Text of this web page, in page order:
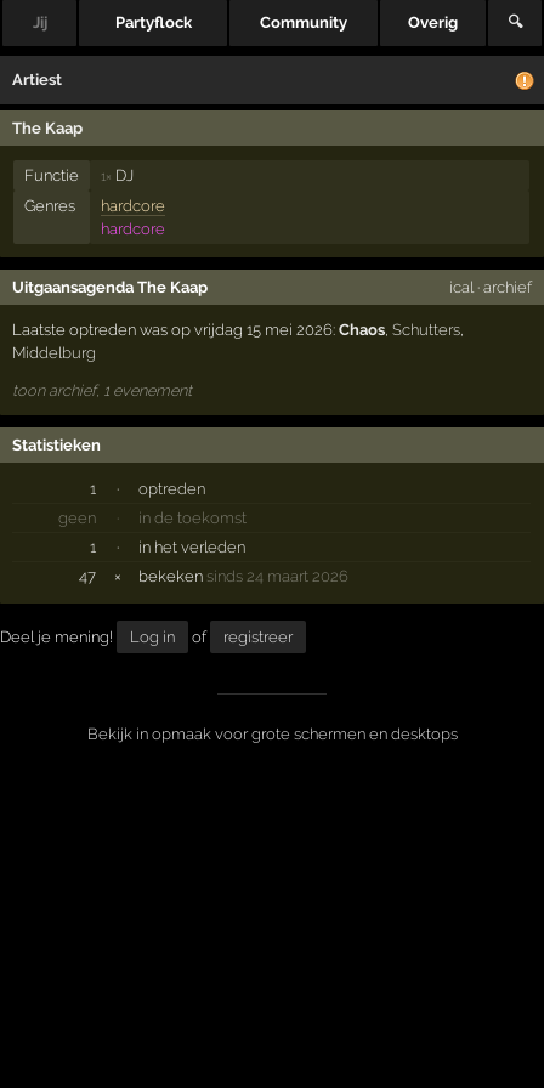
Jij Partyflock Community Overig 🔍
Artiest
The Kaap
Functie 1× DJ
Genres
hardcore
hardcore
Uitgaansagenda The Kaap ical· archief
Laatste optreden was op vrijdag 15 mei 2026:Chaos ,Schutters
Middelburg
toon archief, 1 evenement
Statistieken
1 ·
optreden
geen
·
in de toekomst
1
·
in het verleden
47
× bekeken sinds 24 maart 2026
Deel je mening! Log in of registreer
Bekijk in opmaak voor grote schermen en desktops